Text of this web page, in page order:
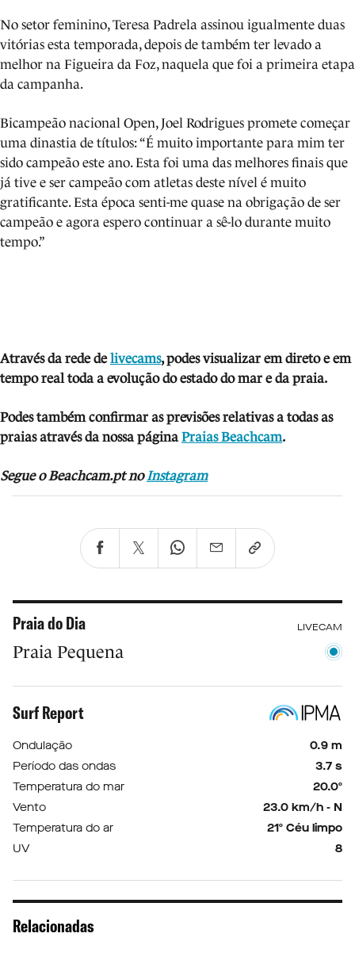
No setor feminino, Teresa Padrela assinou igualmente duas
vitórias esta temporada, depois de também ter levado a
melhor na Figueira da Foz, naquela que foi a primeira etapa
da campanha.
Bicampeão nacional Open, Joel Rodrigues promete começar
uma dinastia de títulos: “É muito importante para mim ter
sido campeão este ano. Esta foi uma das melhores finais que
já tive e ser campeão com atletas deste nível é muito
gratificante. Esta época senti-me quase na obrigação de ser
campeão e agora espero continuar a sê-lo durante muito
tempo.”
Através da rede delivecams, podes visualizar em direto e em
tempo real toda a evolução do estado do mar e da praia.
Podes também confirmar as previsões relativas a todas as
praias através da nossa páginaPraias Beachcam.
Segue o Beachcam.pt no Instagram
Praia do Dia LIVECAM
Praia Pequena
Surf Report
Ondulação
0.9 m
Período das ondas
3.7 s
Temperatura do mar
20.0º
Vento
23.0 km/h - N
Temperatura do ar
21º Céu limpo
UV
8
Relacionadas